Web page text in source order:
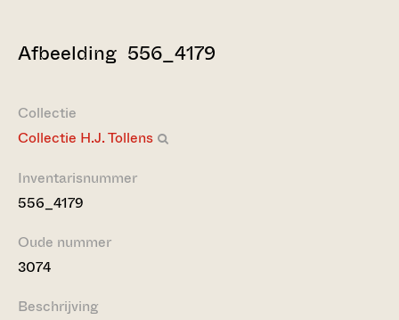
Afbeelding 556_4179
Collectie
Collectie H.J. Tollens
Inventarisnummer
556_4179
Oude nummer
3074
Beschrijving